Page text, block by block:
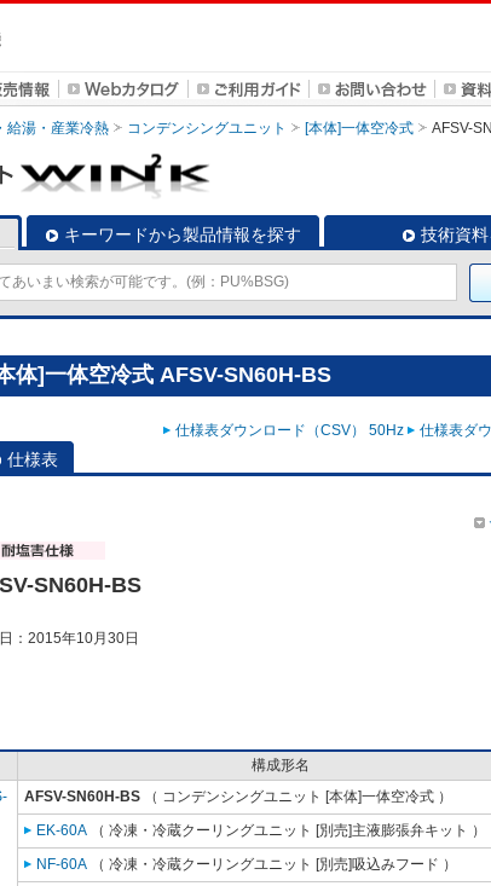
給湯・産業冷熱 コンデンシングユニット [本体]一体空冷式 AFSV-
キーワードから製品情報を探す 技術資
体]一体空冷式 AFSV-SN60H-BS
仕様表ダウンロード（CSV） 50Hz 仕様表ダ
仕様表
SN60H-BS
：2015年10月30日
構成形名
AFSV-SN60H-BS （ コンデンシングユニット [本体]一体空冷式 ）
EK-60A （ 冷凍・冷蔵クーリングユニット [別売]主液膨張弁キット ）
NF-60A （ 冷凍・冷蔵クーリングユニット [別売]吸込みフード ）